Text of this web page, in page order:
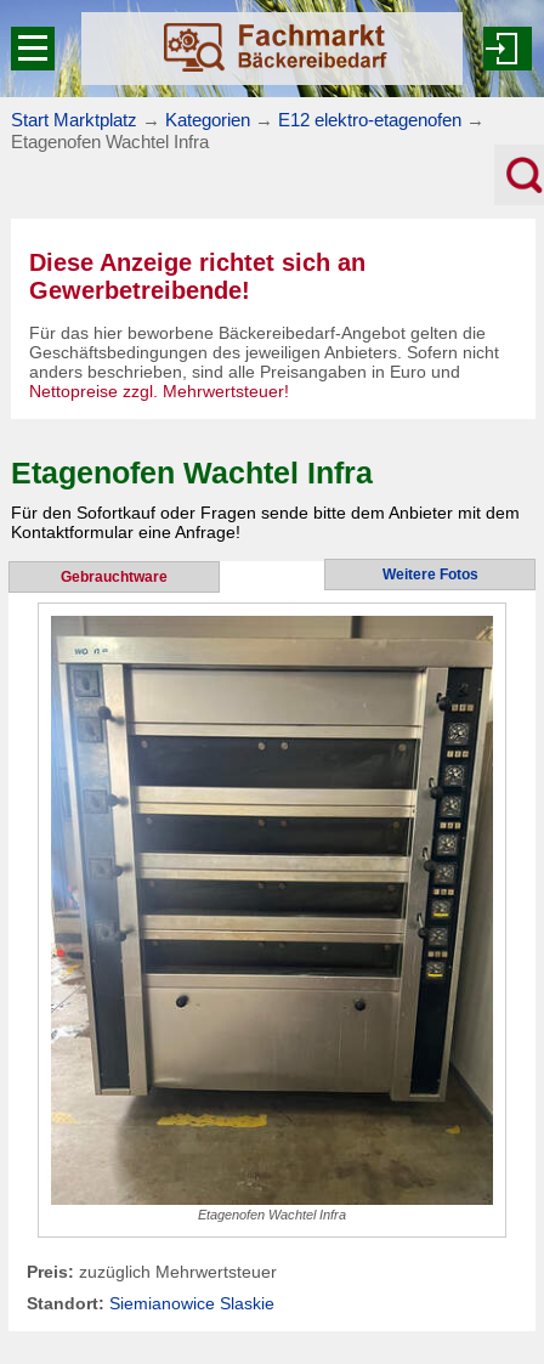
Start Marktplatz → Kategorien → E12 elektro-etagenofen →
Etagenofen Wachtel Infra
Diese Anzeige richtet sich an
Gewerbetreibende!
Für das hier beworbene Bäckereibedarf-Angebot gelten die
Geschäftsbedingungen des jeweiligen Anbieters. Sofern nicht
anders beschrieben, sind alle Preisangaben in Euro und
Nettopreise zzgl. Mehrwertsteuer!
Etagenofen Wachtel Infra
Für den Sofortkauf oder Fragen sende bitte dem Anbieter mit dem
Kontaktformular eine Anfrage!
Gebrauchtware Weitere Fotos
Etagenofen Wachtel Infra
Preis: zuzüglich Mehrwertsteuer
Standort: Siemianowice Slaskie